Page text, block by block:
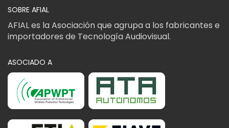
SOBRE AFIAL
AFIAL es la Asociación que agrupa a los fabricantes e
importadores de Tecnología Audiovisual.
ASOCIADO A